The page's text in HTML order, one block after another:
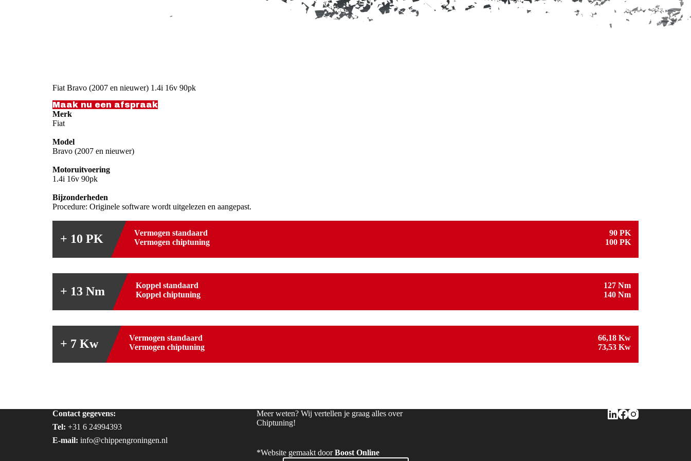
Fiat Bravo (2007 en nieuwer) 1.4i 16v 90pk
Maak nu een afspraak
Merk
Fiat
Model
Bravo (2007 en nieuwer)
Motoruitvoering
1.4i 16v 90pk
Bijzonderheden
Procedure: Originele software wordt uitgelezen en aangepast.
+ 10 PK Vermogen standaard
90 PK
Vermogen chiptuning
100 PK
+ 13 Nm Koppel standaard
127 Nm
Koppel chiptuning
140 Nm
+ 7 Kw Vermogen standaard
66,18 Kw
Vermogen chiptuning
73,53 Kw
Contact gegevens:
Tel: +31 6 24994393
E-mail: info@chippengroningen.nl
Meer weten? Wij vertellen je graag alles over
Chiptuning!
*Website gemaakt doorBoost Online